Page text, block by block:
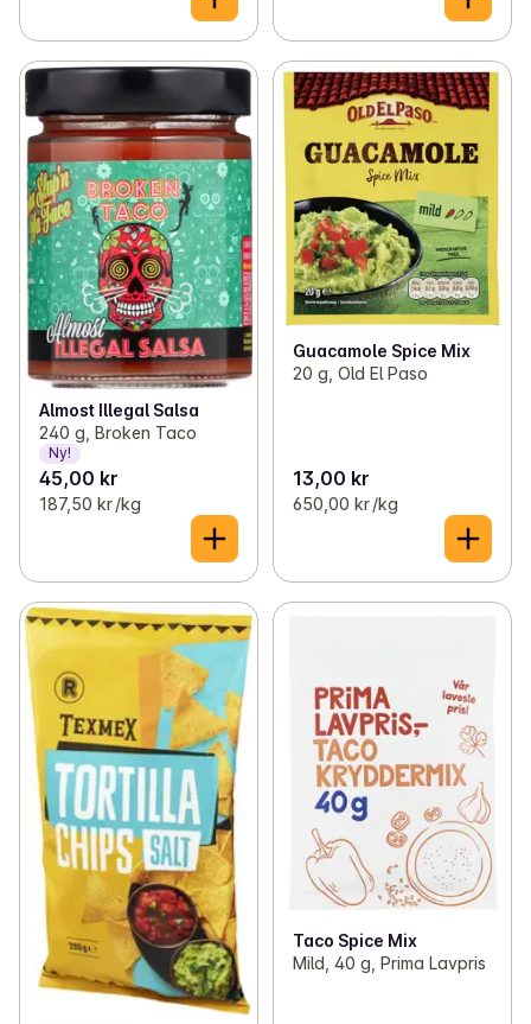
Almost Illegal Salsa
240 g, Broken Taco
Ny!
45,00 kr
187,50 kr /kg
Guacamole Spice Mix
20 g, Old El Paso
13,00 kr
650,00 kr /kg
Taco Spice Mix
Mild, 40 g, Prima Lavpris